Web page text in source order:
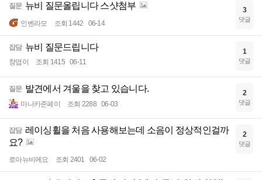
질문 뉴비 질문올립니다 스샷첨부
인벤라모 조회 1442 06-14
3
댓글
잡담 뉴비 질문드립니다
창엽이 조회 1415 06-11
1
댓글
질문 발견에서 겨울을 찾고 있습니다.
마나카준페이 조회 2288 06-03
2
댓글
잡담 레이싱휠을 처음 사용해보는데 소음이 정상적인걸까
요?
로아뉴비에요 조회 2401 06-02
2
댓글